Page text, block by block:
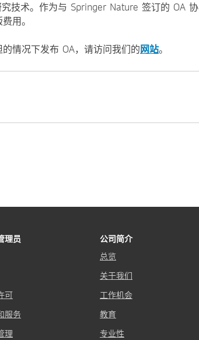
技术。作为与 Springer Nature 签订的 OA 协
用。
情况下发布 OA，请访问我们的网站。
理员
可
服务
理
公司简介
总览
关于我们
工作机会
教育
专业性